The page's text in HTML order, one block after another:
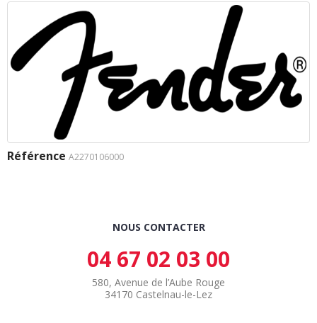
Référence A2270106000
NOUS CONTACTER
04 67 02 03 00
580, Avenue de l’Aube Rouge
34170 Castelnau-le-Lez